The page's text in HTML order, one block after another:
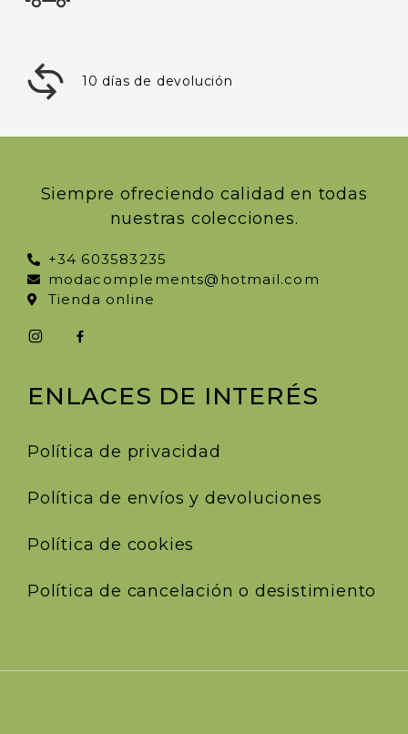
10 días de devolución
Siempre ofreciendo calidad en todas
nuestras colecciones.
+34 603583235
modacomplements@hotmail.com
Tienda online
ENLACES DE INTERÉS
Política de privacidad
Política de envíos y devoluciones
Política de cookies
Política de cancelación o desistimiento